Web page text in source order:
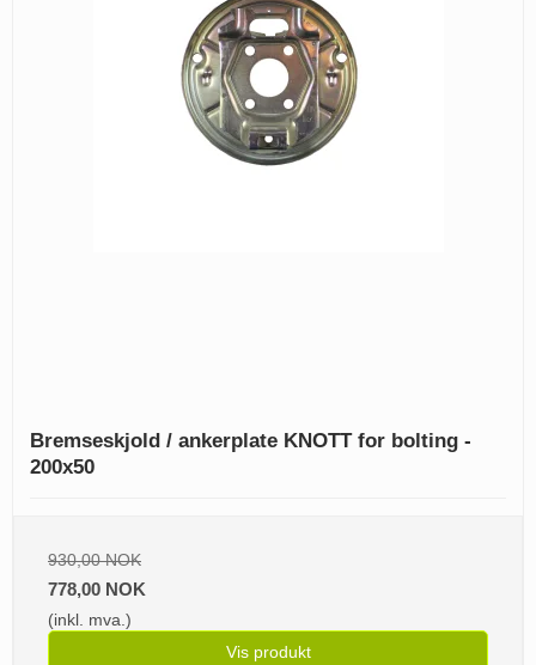
Bremseskjold / ankerplate KNOTT for bolting -
200x50
930,00 NOK
778,00 NOK
(inkl. mva.)
Vis produkt